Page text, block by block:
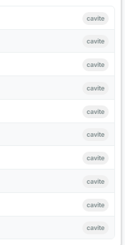
cavite
cavite
cavite
cavite
cavite
cavite
cavite
cavite
cavite
cavite